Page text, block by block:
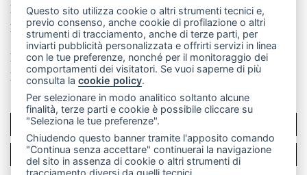
La redazione
CasateOnline LeccoOnline
RSS
Made by VIP
Privacy policy
Cookie policy
Rivedi le tue scelte sui cookie
SCRIVICI
PER LA TUA PUBBLICITÀ
Questo sito utilizza cookie o altri strumenti tecnici e,
previo consenso, anche cookie di profilazione o altri
strumenti di tracciamento, anche di terze parti, per
inviarti pubblicità personalizzata e offrirti servizi in linea
con le tue preferenze, nonché per il monitoraggio dei
comportamenti dei visitatori. Se vuoi saperne di più
consulta lacookie policy.
Per selezionare in modo analitico soltanto alcune
finalità, terze parti e cookie è possibile cliccare su
"Seleziona le tue preferenze".
Chiudendo questo banner tramite l'apposito comando
"Continua senza accettare" continuerai la navigazione
del sito in assenza di cookie o altri strumenti di